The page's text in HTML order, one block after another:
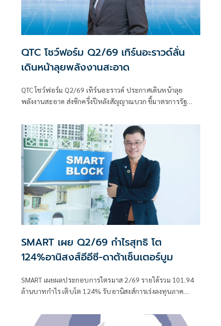
QTC โชว์ฟอร์ม Q2/69 เทิร์นอะราวด์ลั่น
เดินหน้าลุยพลังงานสะอาด
QTC โชว์ฟอร์ม Q2/69 เทิร์นอะราวด์ ประกาศเดินหน้าลุย
พลังงานสะอาด ส่งซิกครึ่งปีหลังสัญญาณบวก ชี้มาตรการรัฐ
SMART เผย Q2/69 กำไรสุทธิ โต
124%อานิสงส์อีอีซี-ดาต้าเซ็นเตอร์บูม
SMART เผยผลประกอบการไตรมาส 2/69 รายได้รวม 101.94
ล้านบาทกำไร เติบโต 124% รับอานิสงส์การเร่งลงทุนภาค